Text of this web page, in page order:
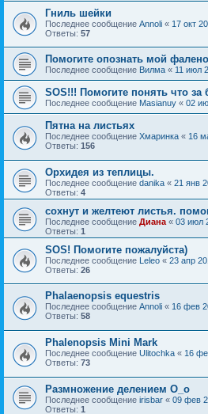
Гниль шейки
Последнее сообщение Annoli « 17 окт
Ответы: 57
Помогите опознать мой
Последнее сообщение Вилма « 11 июл
SOS!!! Помогите понять что за
Последнее сообщение Masianuy « 02
Пятна на листьях
Последнее сообщение Хмаринка « 16
Ответы: 156
Орхидея из теплицы.
Последнее сообщение danika « 21 янв
Ответы: 4
сохнут и желтеют листья.
Последнее сообщение Диана « 03 июл
Ответы: 1
SOS! Помогите пожалуйста)
Последнее сообщение Leleo « 23 апр
Ответы: 26
Phalaenopsis equestris
Последнее сообщение Annoli « 16 фев
Ответы: 58
Phalenopsis Mini Mark
Последнее сообщение Ulitochka « 16
Ответы: 73
Размножение делением О_о
Последнее сообщение irisbar « 09 фев
Ответы: 1